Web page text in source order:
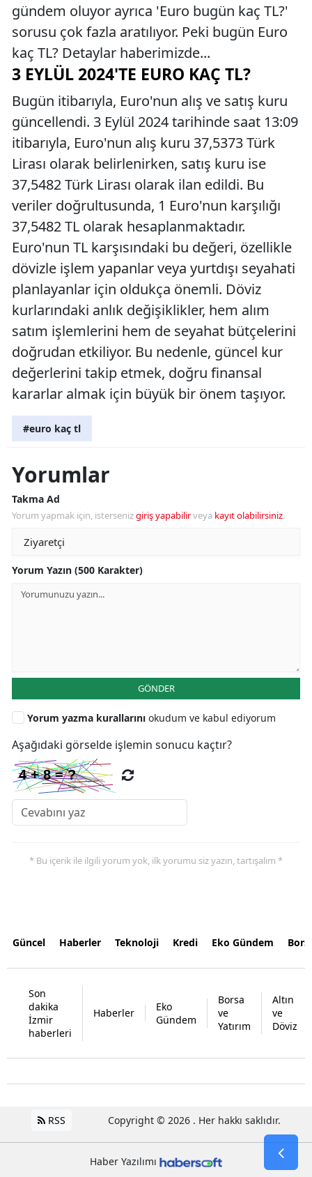
gündem oluyor ayrıca 'Euro bugün kaç TL?'
sorusu çok fazla aratılıyor. Peki bugün Euro
kaç TL? Detaylar haberimizde...
3 EYLÜL 2024'TE EURO KAÇ TL?
Bugün itibarıyla, Euro'nun alış ve satış kuru
güncellendi. 3 Eylül 2024 tarihinde saat 13:09
itibarıyla, Euro'nun alış kuru 37,5373 Türk
Lirası olarak belirlenirken, satış kuru ise
37,5482 Türk Lirası olarak ilan edildi. Bu
veriler doğrultusunda, 1 Euro'nun karşılığı
37,5482 TL olarak hesaplanmaktadır.
Euro'nun TL karşısındaki bu değeri, özellikle
dövizle işlem yapanlar veya yurtdışı seyahati
planlayanlar için oldukça önemli. Döviz
kurlarındaki anlık değişiklikler, hem alım
satım işlemlerini hem de seyahat bütçelerini
doğrudan etkiliyor. Bu nedenle, güncel kur
değerlerini takip etmek, doğru finansal
kararlar almak için büyük bir önem taşıyor.
#euro kaç tl
Yorumlar
Takma Ad
Yorum yapmak için, istersenizgiriş yapabilirveya kayıt olabilirsiniz.
Yorum Yazın (500 Karakter)
GÖNDER
Yorum yazma kurallarını okudum ve kabul ediyorum
Aşağıdaki görselde işlemin sonucu kaçtır?
* Bu içerik ile ilgili yorum yok, ilk yorumu siz yazın, tartışalım *
Güncel Haberler Teknoloji Kredi Eko Gündem
Son
dakika
İzmir
haberleri
Haberler
Eko
Gündem
Borsa
ve
Yatırım
Altın
ve
Döviz
RSS Copyright © 2026 . Her hakkı saklıdır.
Haber Yazılımı